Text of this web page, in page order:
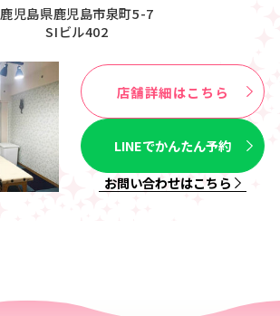
鹿児島県鹿児島市泉町5-7
SIビル402
店舗詳細はこちら
LINEでかんたん予約
お問い合わせはこちら